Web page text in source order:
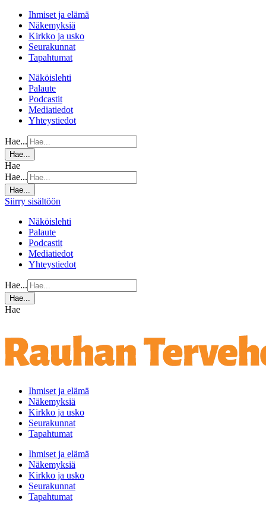
Ihmiset ja elämä
Näkemyksiä
Kirkko ja usko
Seurakunnat
Tapahtumat
Näköislehti
Palaute
Podcastit
Mediatiedot
Yhteystiedot
Hae...
Hae...
Hae
Hae...
Hae...
Siirry sisältöön
Näköislehti
Palaute
Podcastit
Mediatiedot
Yhteystiedot
Hae...
Hae...
Hae
Ihmiset ja elämä
Näkemyksiä
Kirkko ja usko
Seurakunnat
Tapahtumat
Ihmiset ja elämä
Näkemyksiä
Kirkko ja usko
Seurakunnat
Tapahtumat